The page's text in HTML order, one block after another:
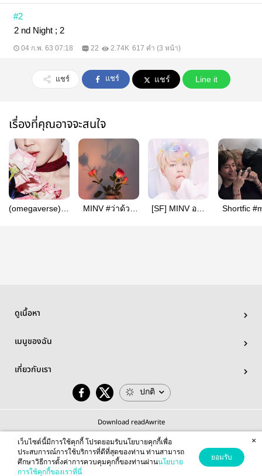
#2
2 nd Night ; 2
04 ก.พ. 63 07:18 22 2.74K 617 คำ (3 หน้า)
แชร์ แชร์ แชร์ Line it
เรื่องที่คุณอาจจะสนใจ
(omegaverse) la
MINV #ว่าด้วย
[SF] MINV ออก
Shortfic
ดูเนื้อหา
เมนูของฉัน
เกี่ยวกับเรา
ปกติ
Download readAwrite
© 2026 readAwrite.com by MEB Corporation Public Company Limited
This site is protected by reCAPTCHA and the Google
เว็บไซต์นี้มีการใช้คุกกี้ โปรดยอมรับนโยบายคุกกี้เพื่อ
ประสบการณ์การใช้บริการที่ดีที่สุดของท่าน ท่านสามารถ
ศึกษาวิธีการตั้งค่าการควบคุมคุกกี้ของท่านผ่านนโยบาย
การใช้คุกกี้ของเราที่นี่
ยอมรับ
×